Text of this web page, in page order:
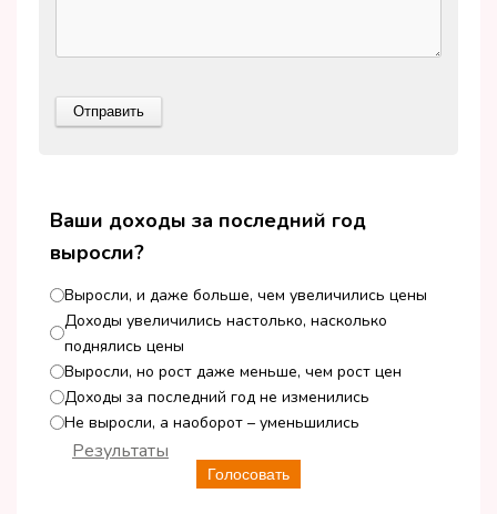
Ваши доходы за последний год
выросли?
Выросли, и даже больше, чем увеличились цены
Доходы увеличились настолько, насколько
поднялись цены
Выросли, но рост даже меньше, чем рост цен
Доходы за последний год не изменились
Не выросли, а наоборот – уменьшились
Голосовать
Результаты